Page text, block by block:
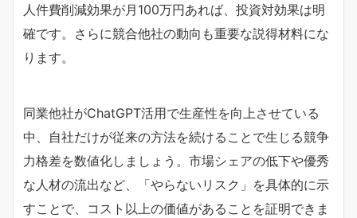
人件費削減効果が月100万円あれば、投資対効果は明
確です。さらに競合他社の動向も重要な説得材料にな
ります。
同業他社がChatGPT活用で生産性を向上させている
中、自社だけが従来の方法を続けることで生じる競争
力格差を数値化しましょう。市場シェアの低下や優秀
な人材の流出など、「やらないリスク」を具体的に示
すことで、コスト以上の価値があることを証明できま